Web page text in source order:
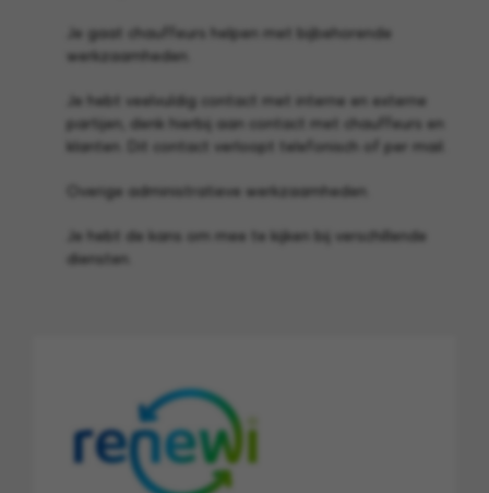
Je gaat chauffeurs helpen met bijbehorende
werkzaamheden.
Je hebt veelvuldig contact met interne en externe
partijen, denk hierbij aan contact met chauffeurs en
klanten. Dit contact verloopt telefonisch of per mail.
Overige administratieve werkzaamheden.
Je hebt de kans om mee te kijken bij verschillende
diensten.